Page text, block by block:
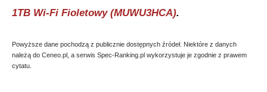
1TB Wi-Fi Fioletowy (MUWU3HCA).
Powyższe dane pochodzą z publicznie dostępnych źródeł. Niektóre z danych
należą do Ceneo.pl, a serwis Spec-Ranking.pl wykorzystuje je zgodnie z prawem
cytatu.